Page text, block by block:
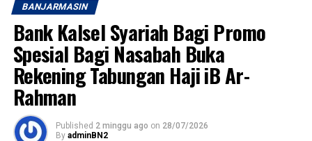
Post Views: 18
Sebarkan
WhatsApp 0 Facebook 0
Messenger
“Selamat Hari Anak Nasional. Mari terus hadir dengan
penuh kasih agar anak-anak dapat tumbuh, bermimpi,
dan menjadi generasi terbaik bagi masa depan
Indonesia,” demikian pesan Bank Kalsel. [adv/riv]
Post Views:
Sebarkan
BANJARMASIN
Bank Kalsel Syariah Bagi Promo
Spesial Bagi Nasabah Buka
Rekening Tabungan Haji iB Ar-
Rahman
Published 2 minggu ago on 28/07/2026
By adminBN2